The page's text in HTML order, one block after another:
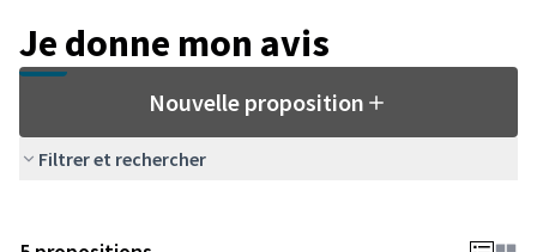
Je donne mon avis
Nouvelle proposition
Filtrer et rechercher
+